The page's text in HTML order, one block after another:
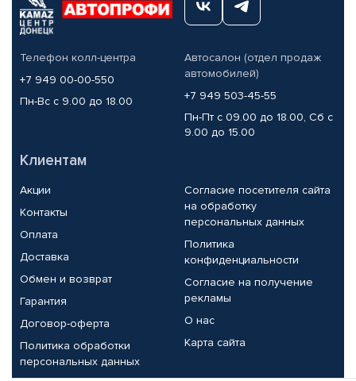
Телефон колл-центра
+7 949 00-00-550
Пн-Вс с 9.00 до 18.00
Автосалон (отдел продаж
автомобилей)
+7 949 503-45-55
Пн-Пт с 09.00 до 18.00, Сб с
9.00 до 15.00
Клиентам
Акции
Контакты
Оплата
Доставка
Обмен и возврат
Гарантия
Договор-оферта
Политика обработки
персональных данных
Согласие посетителя сайта
на обработку
персональных данных
Политика
конфиденциальности
Согласие на получение
рекламы
О нас
Карта сайта